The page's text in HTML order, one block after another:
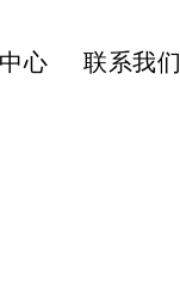
心 联系我们